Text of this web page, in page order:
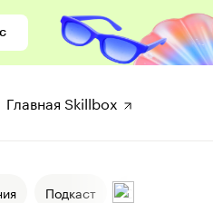
Главная Skillbox
Подкаст События